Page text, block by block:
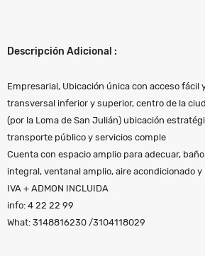
Descripción Adicional :
Empresarial, Ubicación única con acceso fácil
transversal inferior y superior, centro de la
(por la Loma de San Julián) ubicación
transporte público y servicios comple
Cuenta con espacio amplio para adecuar,
integral, ventanal amplio, aire acondicionado
IVA + ADMON INCLUIDA
info: 4 22 22 99
What: 3148816230 /3104118029